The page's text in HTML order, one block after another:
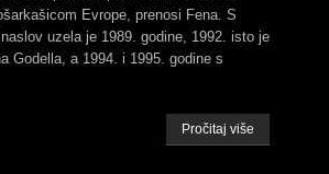
Evrope, prenosi Fena. S
uzela je 1989. godine, 1992. isto je
Godella, a 1994. i 1995. godine s
Pročitaj više